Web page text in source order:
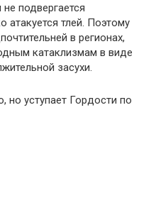
подвергается
тлей. Поэтому
в регионах,
катаклизмам в виде
засухи.
но уступает Гордости по